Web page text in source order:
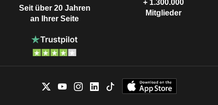
Seit über 20 Jahren
an Ihrer Seite
+ 1.300.000
Mitglieder